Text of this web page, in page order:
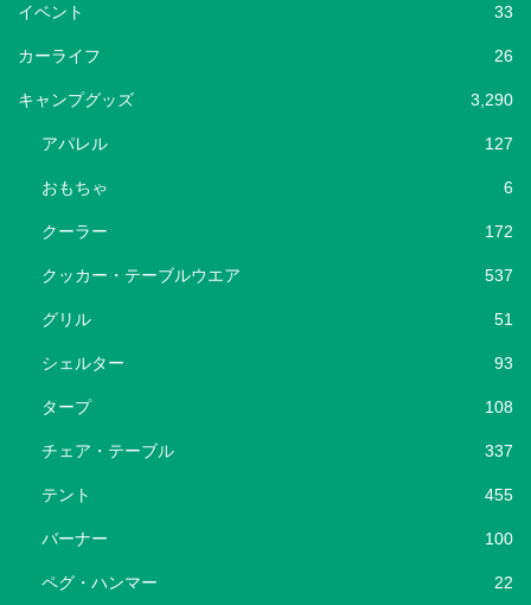
イベント 33
カーライフ 26
キャンプグッズ 3,290
アパレル 127
おもちゃ 6
クーラー 172
クッカー・テーブルウエア 537
グリル 51
シェルター 93
タープ 108
チェア・テーブル 337
テント 455
バーナー 100
ペグ・ハンマー 22